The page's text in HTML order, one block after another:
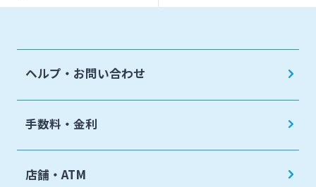
ヘルプ・お問い合わせ
手数料・金利
店舗・ATM